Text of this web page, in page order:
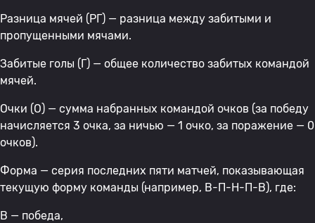
Разница мячей (РГ) — разница между забитыми и
пропущенными мячами.
Забитые голы (Г) — общее количество забитых командой
мячей.
Очки (О) — сумма набранных командой очков (за победу
начисляется 3 очка, за ничью — 1 очко, за поражение — 0
очков).
Форма — серия последних пяти матчей, показывающая
текущую форму команды (например, В-П-Н-П-В), где:
В — победа,